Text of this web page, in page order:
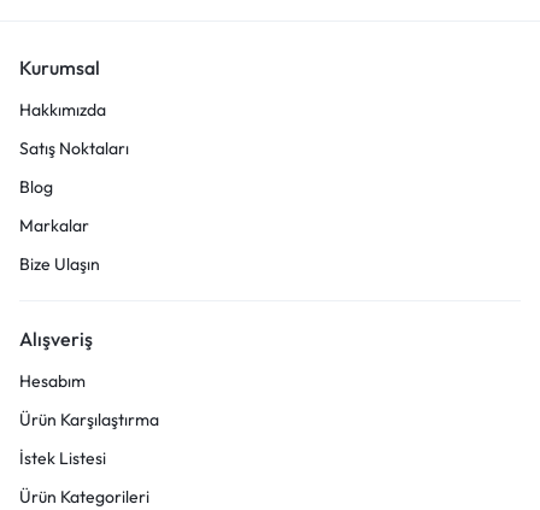
Kurumsal
Hakkımızda
Satış Noktaları
Blog
Markalar
Bize Ulaşın
Alışveriş
Hesabım
Ürün Karşılaştırma
İstek Listesi
Ürün Kategorileri